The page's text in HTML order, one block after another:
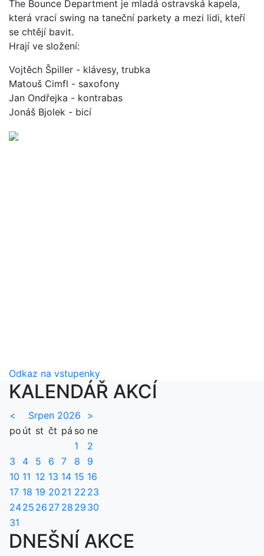
The Bounce Department je mladá ostravská kapela,
která vrací swing na taneční parkety a mezi lidi, kteří
se chtějí bavit.
Hrají ve složení:
Vojtěch Špiller - klávesy, trubka
Matouš Cimfl - saxofony
Jan Ondřejka - kontrabas
Jonáš Bjolek - bicí
Odkaz na vstupenky
KALENDÁŘ AKCÍ
< Srpen 2026
>
po út st čt pá so ne
1
2
3
4 5 6 7 8
9
10 11 12 13 14 15 16
17 18 19 20 21 22 23
2425 26 27 28 29 30
31
DNEŠNÍ AKCE